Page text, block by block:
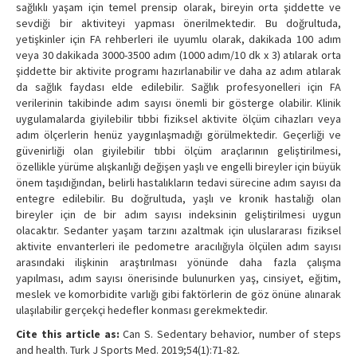
sağlıklı yaşam için temel prensip olarak, bireyin orta şiddette ve
sevdiği bir aktiviteyi yapması önerilmektedir. Bu doğrultuda,
yetişkinler için FA rehberleri ile uyumlu olarak, dakikada 100 adım
veya 30 dakikada 3000-3500 adım (1000 adım/10 dk x 3) atılarak orta
şiddette bir aktivite programı hazırlanabilir ve daha az adım atılarak
da sağlık faydası elde edilebilir. Sağlık profesyonelleri için FA
verilerinin takibinde adım sayısı önemli bir gösterge olabilir. Klinik
uygulamalarda giyilebilir tıbbi fiziksel aktivite ölçüm cihazları veya
adım ölçerlerin henüz yaygınlaşmadığı görülmektedir. Geçerliği ve
güvenirliği olan giyilebilir tıbbi ölçüm araçlarının geliştirilmesi,
özellikle yürüme alışkanlığı değişen yaşlı ve engelli bireyler için büyük
önem taşıdığından, belirli hastalıkların tedavi sürecine adım sayısı da
entegre edilebilir. Bu doğrultuda, yaşlı ve kronik hastalığı olan
bireyler için de bir adım sayısı indeksinin geliştirilmesi uygun
olacaktır. Sedanter yaşam tarzını azaltmak için uluslararası fiziksel
aktivite envanterleri ile pedometre aracılığıyla ölçülen adım sayısı
arasındaki ilişkinin araştırılması yönünde daha fazla çalışma
yapılması, adım sayısı önerisinde bulunurken yaş, cinsiyet, eğitim,
meslek ve komorbidite varlığı gibi faktörlerin de göz önüne alınarak
ulaşılabilir gerçekçi hedefler konması gerekmektedir.
Cite this article as: Can S. Sedentary behavior, number of steps
and health. Turk J Sports Med. 2019;54(1):71-82.